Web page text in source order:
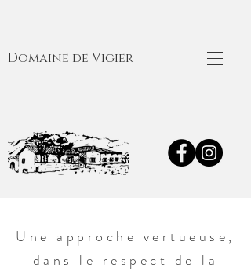
Domaine de Vigier
Une approche vertueuse,
dans le respect de la